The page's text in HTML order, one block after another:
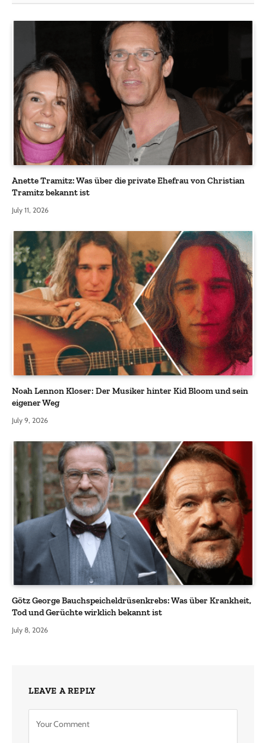
Anette Tramitz: Was über die private Ehefrau von Christian
Tramitz bekannt ist
July 11, 2026
Noah Lennon Kloser: Der Musiker hinter Kid Bloom und sein
eigener Weg
July 9, 2026
Götz George Bauchspeicheldrüsenkrebs: Was über Krankheit,
Tod und Gerüchte wirklich bekannt ist
July 8, 2026
LEAVE A REPLY